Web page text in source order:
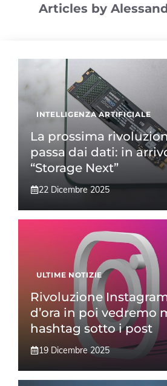
Articles by
INTELLIGENZA ARTIFICIALE
La prossima
passa dai dati: in
“Storage Next”
22 Dicembre 2025
ULTIME NOTIZIE
Rivoluzione
d’ora in poi vedremo
hashtag sotto i post
19 Dicembre 2025